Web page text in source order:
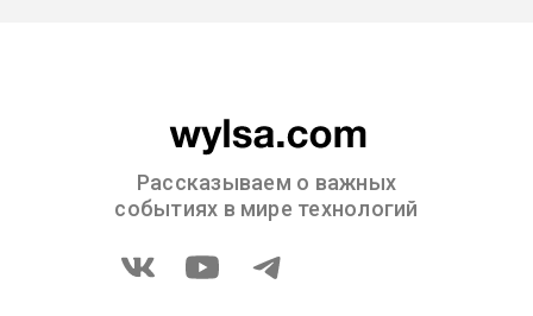
Рассказываем о важных
событиях в мире технологий